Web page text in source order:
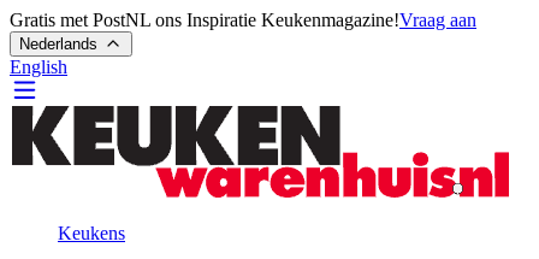
Gratis met PostNL ons Inspiratie Keukenmagazine!Vraag aan
Nederlands
English
Keukens